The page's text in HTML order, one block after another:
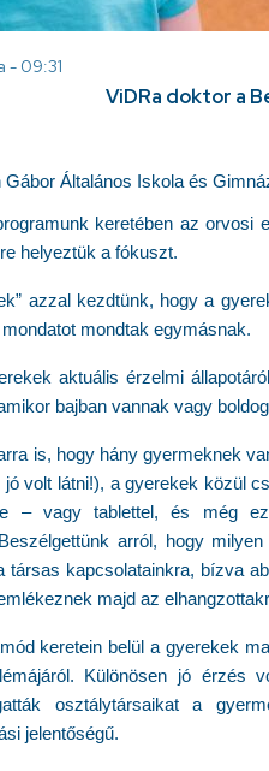
- 09:31
ViDRa doktor a
Gábor Általános Iskola és
keretében az
helyeztük a fókuszt.
azzal kezdtünk, hogy a
mondtak egymásnak.
aktuális érzelmi
bajban vannak vagy
is, hogy hány gyermeknek
jó volt látni!), a gyerekek közül
– vagy tablettel, és még
arról, hogy
társas kapcsolatainkra, bízva
majd az
keretein belül a gyerekek
Különösen jó
osztálytársaikat a
jelentőségű.